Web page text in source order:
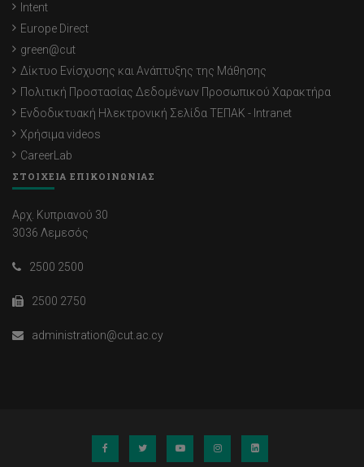
Intent
Europe Direct
green@cut
Δίκτυο Ενίσχυσης και Ανάπτυξης της Μάθησης
Πολιτική Προστασίας Δεδομένων Προσωπικού Χαρακτήρα
Ενδοδικτυακή Ηλεκτρονική Σελίδα ΤΕΠΑΚ - Intranet
Χρήσιμα videos
CareerLab
ΣΤΟΙΧΕΙΑ ΕΠΙΚΟΙΝΩΝΙΑΣ
Αρχ. Κυπριανού 30
3036 Λεμεσός
2500 2500
2500 2750
administration@cut.ac.cy